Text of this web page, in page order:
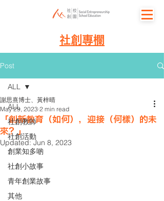
社創專欄
Post
ALL
社創教師
社創活動
創業知多啲
社創小故事
青年創業故事
其他
ALL
「創新教育（如何），迎接（何樣）的未
來？」
謝思熹博士、黃梓晴
May 29, 2023 2 min read
Updated:Jun 8, 2023